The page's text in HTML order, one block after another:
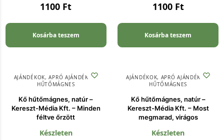
1100 Ft
Kosárba teszem
1100 Ft
Kosárba teszem
AJÁNDÉKOK,APRÓ AJÁNDÉKOK,
HŰTŐMÁGNES
Kő hűtőmágnes, natúr –
Kereszt-Média Kft. – Minden
féltve őrzött
Készleten
AJÁNDÉKOK, APRÓ AJÁNDÉKOK,
HŰTŐMÁGNES
Kő hűtőmágnes, natúr –
Kereszt-Média Kft. – Most
megmarad, virágos
Készleten